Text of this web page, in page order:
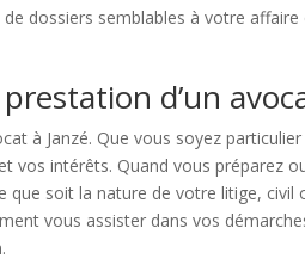
dossiers semblables à votre affaire
d’un
à Janzé. Que vous soyez
vos intérêts. Quand vous préparez
que soit la nature de votre litige,
vous assister dans vos